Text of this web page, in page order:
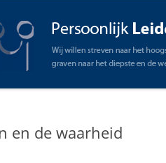
LEIDERSCHAP
OPEN COMMUNICATIE
en de waarheid